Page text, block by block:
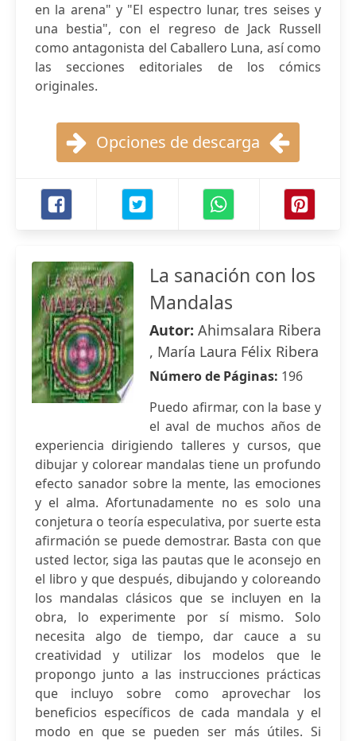
en la arena" y "El espectro lunar, tres seises y
una bestia", con el regreso de Jack Russell
como antagonista del Caballero Luna, así como
las secciones editoriales de los cómics
originales.
Opciones de descarga
La sanación con los
Mandalas
Autor: Ahimsalara Ribera
, María Laura Félix Ribera
Número de Páginas: 196
Puedo afirmar, con la base y
el aval de muchos años de
experiencia dirigiendo talleres y cursos, que
dibujar y colorear mandalas tiene un profundo
efecto sanador sobre la mente, las emociones
y el alma. Afortunadamente no es solo una
conjetura o teoría especulativa, por suerte esta
afirmación se puede demostrar. Basta con que
usted lector, siga las pautas que le aconsejo en
el libro y que después, dibujando y coloreando
los mandalas clásicos que se incluyen en la
obra, lo experimente por sí mismo. Solo
necesita algo de tiempo, dar cauce a su
creatividad y utilizar los modelos que le
propongo junto a las instrucciones prácticas
que incluyo sobre como aprovechar los
beneficios específicos de cada mandala y el
modo en que se pueden ser más útiles. Si